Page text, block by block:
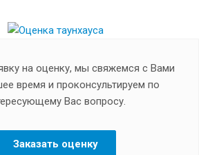
на оценку, мы свяжемся с Вами
время и проконсультируем по
Вас вопросу.
Заказать оценку